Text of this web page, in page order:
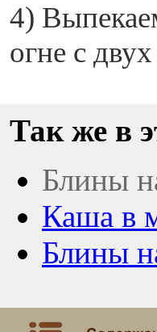
4)
огне с
Так же в
Блины
Каша в
Блины